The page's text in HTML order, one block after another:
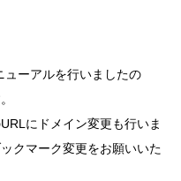
ューアルを行いましたの
にドメイン変更も行いま
クマーク変更をお願いいた